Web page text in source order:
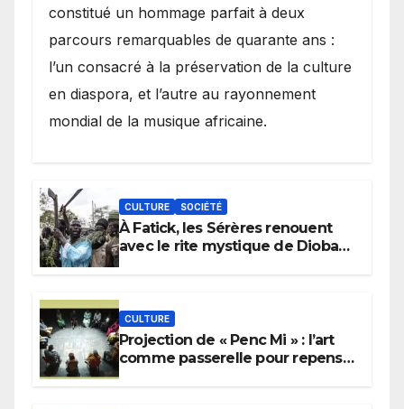
constitué un hommage parfait à deux
parcours remarquables de quarante ans :
l’un consacré à la préservation de la culture
en diaspora, et l’autre au rayonnement
mondial de la musique africaine.
CULTURE SOCIÉTÉ
À Fatick, les Sérères renouent
avec le rite mystique de Diobaye
CULTURE
Projection de « Penc Mi » : l’art
comme passerelle pour repenser